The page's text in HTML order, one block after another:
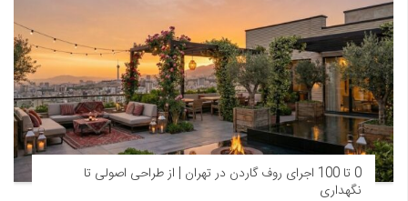
0 تا 100 اجرای روف گاردن در تهران | از طراحی اصولی تا
نگهداری